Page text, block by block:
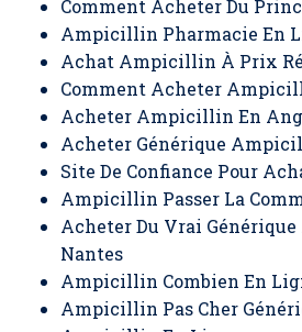
Comment Acheter Du
Ampicillin Pharmacie En
Achat Ampicillin À Prix
Comment Acheter
Acheter Ampicillin En
Acheter Générique
Site De Confiance Pour
Ampicillin Passer La
Acheter Du Vrai
Nantes
Ampicillin Combien En
Ampicillin Pas Cher